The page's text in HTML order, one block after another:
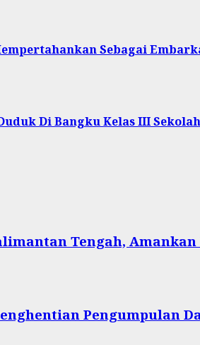
Sebagai
Di Bangku Kelas III
Tengah,
Pengumpulan